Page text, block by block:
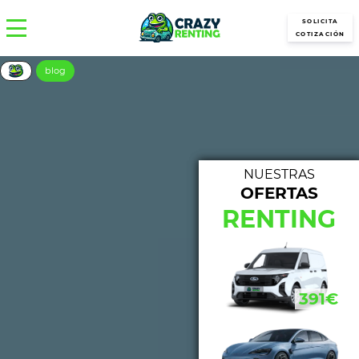
SOLICITA
COTIZACIÓN
blog
316€
NUESTRAS
OFERTAS
RENTING
391€